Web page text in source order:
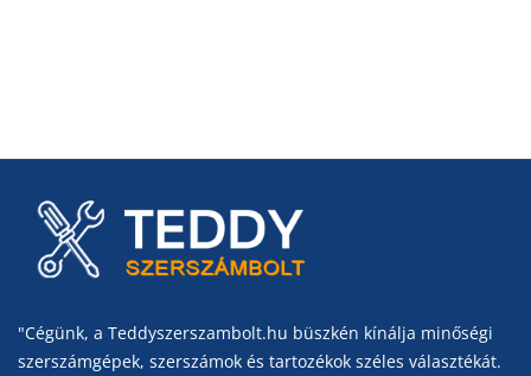
"Cégünk, a Teddyszerszambolt.hu büszkén kínálja minőségi
szerszámgépek, szerszámok és tartozékok széles választékát.